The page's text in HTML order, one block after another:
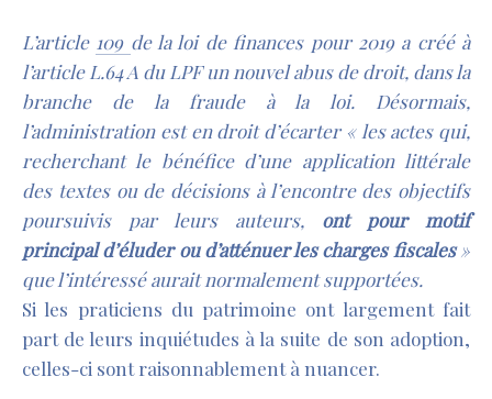
L’article 109 de la loi de finances pour 2019 a créé à
l’article L.64 A du LPF un nouvel abus de droit, dans la
branche de la fraude à la loi. Désormais,
l’administration est en droit d’écarter « les actes qui,
recherchant le bénéfice d’une application littérale
des textes ou de décisions à l’encontre des objectifs
poursuivis par leurs auteurs, ont pour motif
principal d’éluder ou d’atténuer les charges fiscales »
que l’intéressé aurait normalement supportées.
Si les praticiens du patrimoine ont largement fait
part de leurs inquiétudes à la suite de son adoption,
celles-ci sont raisonnablement à nuancer.